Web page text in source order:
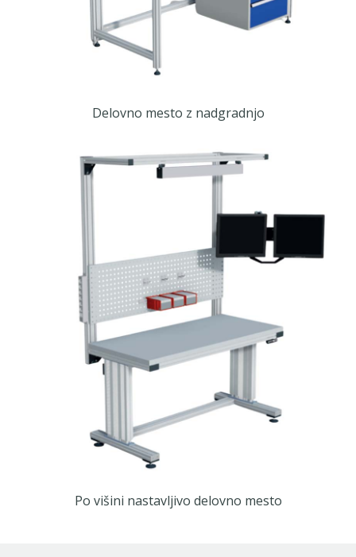
Delovno mesto z nadgradnjo
Po višini nastavljivo delovno mesto